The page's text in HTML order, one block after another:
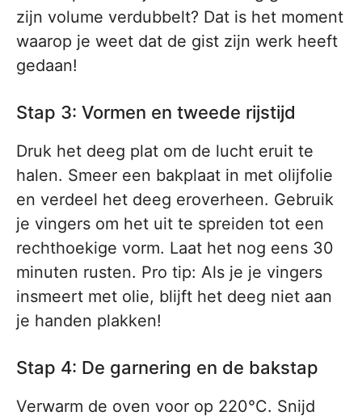
zijn volume verdubbelt? Dat is het moment
waarop je weet dat de gist zijn werk heeft
gedaan!
Stap 3: Vormen en tweede rijstijd
Druk het deeg plat om de lucht eruit te
halen. Smeer een bakplaat in met olijfolie
en verdeel het deeg eroverheen. Gebruik
je vingers om het uit te spreiden tot een
rechthoekige vorm. Laat het nog eens 30
minuten rusten. Pro tip: Als je je vingers
insmeert met olie, blijft het deeg niet aan
je handen plakken!
Stap 4: De garnering en de bakstap
Verwarm de oven voor op 220°C. Snijd